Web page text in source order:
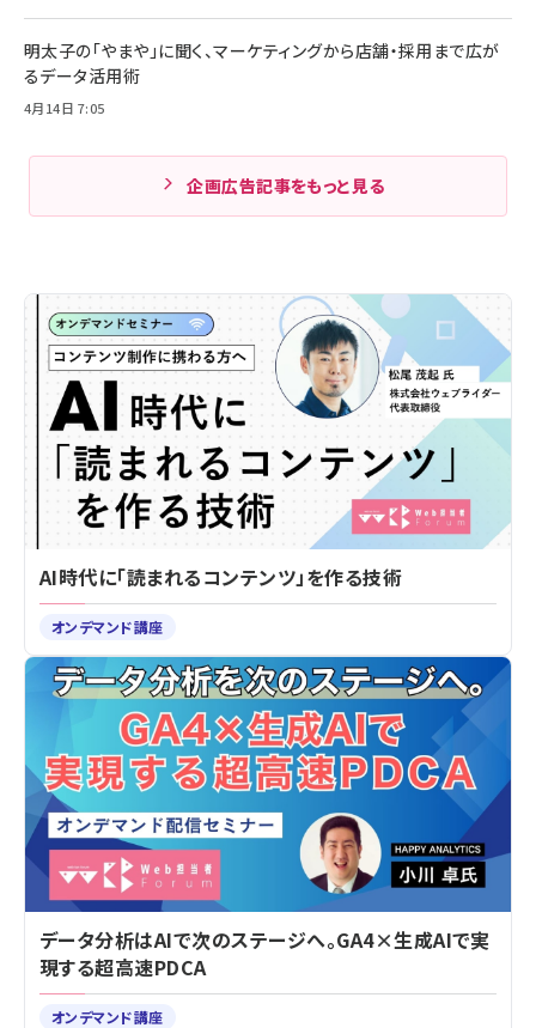
明太子の「やまや」に聞く、マーケティングから店舗・採用まで広が
るデータ活用術
4月14日 7:05
企画広告記事をもっと見る
AI時代に「読まれるコンテンツ」を作る技術
オンデマンド講座
データ分析はAIで次のステージへ。GA4×生成AIで実
現する超高速PDCA
オンデマンド講座